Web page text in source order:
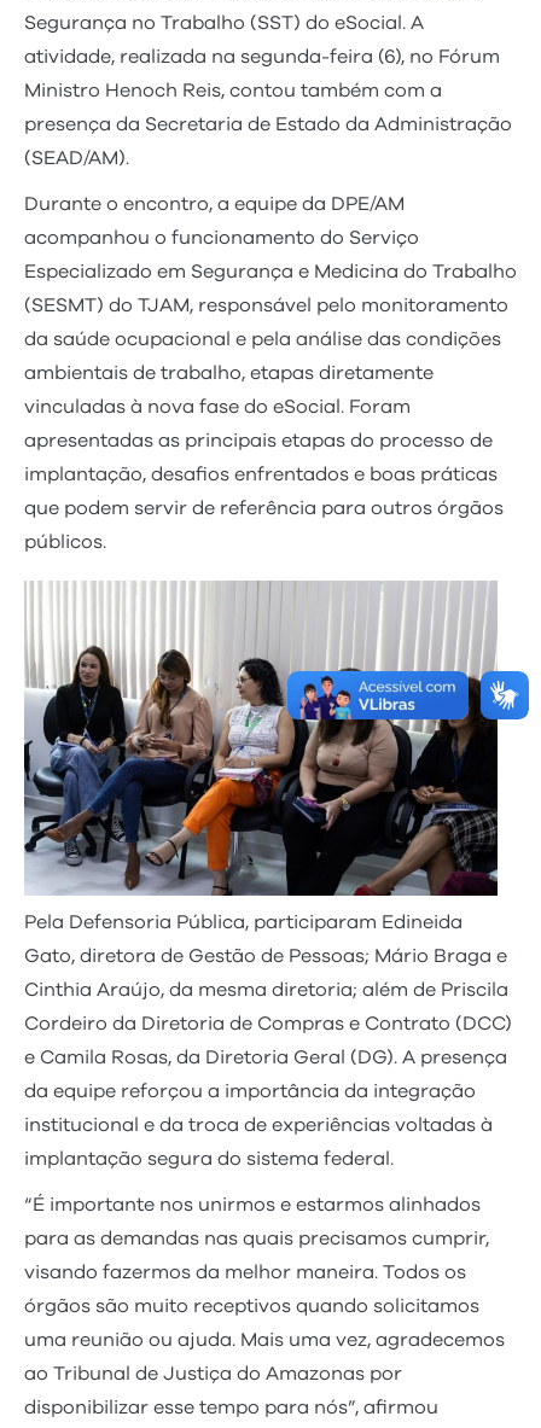
Segurança no Trabalho (SST) do eSocial. A
atividade, realizada na segunda-feira (6), no Fórum
Ministro Henoch Reis, contou também com a
presença da Secretaria de Estado da Administração
(SEAD/AM).
Durante o encontro, a equipe da DPE/AM
acompanhou o funcionamento do Serviço
Especializado em Segurança e Medicina do Trabalho
(SESMT) do TJAM, responsável pelo monitoramento
da saúde ocupacional e pela análise das condições
ambientais de trabalho, etapas diretamente
vinculadas à nova fase do eSocial. Foram
apresentadas as principais etapas do processo de
implantação, desafios enfrentados e boas práticas
que podem servir de referência para outros órgãos
públicos.
Pela Defensoria Pública, participaram Edineida
Gato, diretora de Gestão de Pessoas; Mário Braga e
Cinthia Araújo, da mesma diretoria; além de Priscila
Cordeiro da Diretoria de Compras e Contrato (DCC)
e Camila Rosas, da Diretoria Geral (DG). A presença
da equipe reforçou a importância da integração
institucional e da troca de experiências voltadas à
implantação segura do sistema federal.
“É importante nos unirmos e estarmos alinhados
para as demandas nas quais precisamos cumprir,
visando fazermos da melhor maneira. Todos os
órgãos são muito receptivos quando solicitamos
uma reunião ou ajuda. Mais uma vez, agradecemos
ao Tribunal de Justiça do Amazonas por
disponibilizar esse tempo para nós”, afirmou